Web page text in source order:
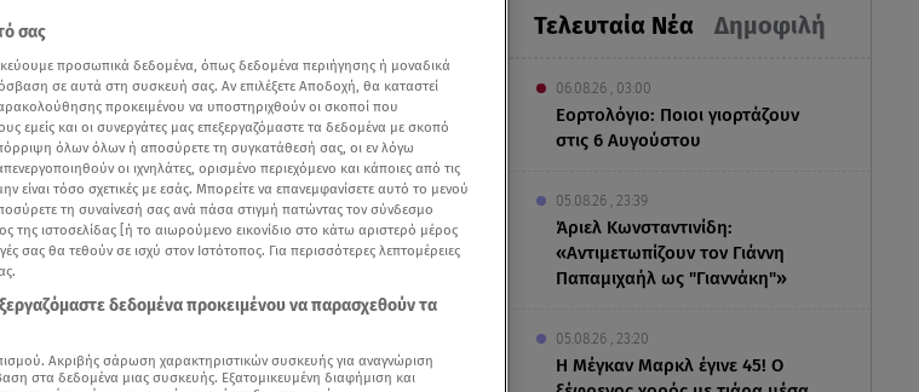
Τελευταία Νέα Δημοφιλή
06.08.26 , 03:00
Εορτολόγιο: Ποιοι γιορτάζουν
στις 6 Αυγούστου
05.08.26 , 23:39
Άριελ Κωνσταντινίδη:
«Αντιμετωπίζουν τον Γιάννη
Παπαμιχαήλ ως "Γιαννάκη"»
05.08.26 , 23:20
Η Μέγκαν Μαρκλ έγινε 45! Ο
σας
προσωπικά δεδομένα, όπως δεδομένα περιήγησης ή μοναδικά
σε αυτά στη συσκευή σας. Αν επιλέξετε Αποδοχή, θα καταστεί
προκειμένου να υποστηριχθούν οι σκοποί που
εμείς και οι συνεργάτες μας επεξεργαζόμαστε τα δεδομένα με σκοπό
όλων όλων ή αποσύρετε τη συγκατάθεσή σας, οι εν λόγω
οι ιχνηλάτες, ορισμένο περιεχόμενο και κάποιες από τις
είναι τόσο σχετικές με εσάς. Μπορείτε να επανεμφανίσετε αυτό το μενού
τη συναίνεσή σας ανά πάσα στιγμή πατώντας τον σύνδεσμο
της ιστοσελίδας [ή το αιωρούμενο εικονίδιο στο κάτω αριστερό μέρος
σας θα τεθούν σε ισχύ στον Ιστότοπος. Για περισσότερες λεπτομέρειες
δεδομένα προκειμένου να παρασχεθούν τα
Ακριβής σάρωση χαρακτηριστικών συσκευής για αναγνώριση
στα δεδομένα μιας συσκευής. Εξατομικευμένη διαφήμιση και